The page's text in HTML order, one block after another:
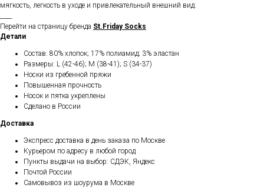
мягкость, легкость в уходе и привлекательный внешний вид.
Перейти на страницу бренда St.Friday Socks
Детали
Состав: 80% хлопок; 17% полиамид; 3% эластан
Размеры: L (42-46); M (38-41); S (34-37)
Носки из гребенной пряжи
Повышенная прочность
Носок и пятка укреплены
Сделано в России
Доставка
Экспресс доставка в день заказа по Москве
Курьером по адресу в любой город
Пункты выдачи на выбор: СДЭК, Яндекс
Почтой России
Самовывоз из шоурума в Москве